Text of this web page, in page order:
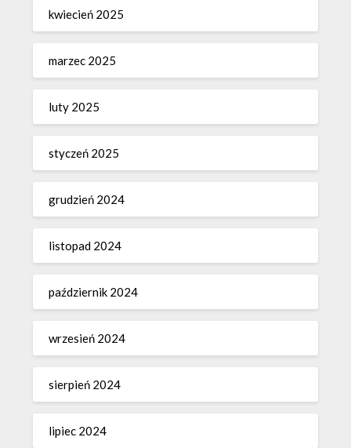
kwiecień 2025
marzec 2025
luty 2025
styczeń 2025
grudzień 2024
listopad 2024
październik 2024
wrzesień 2024
sierpień 2024
lipiec 2024